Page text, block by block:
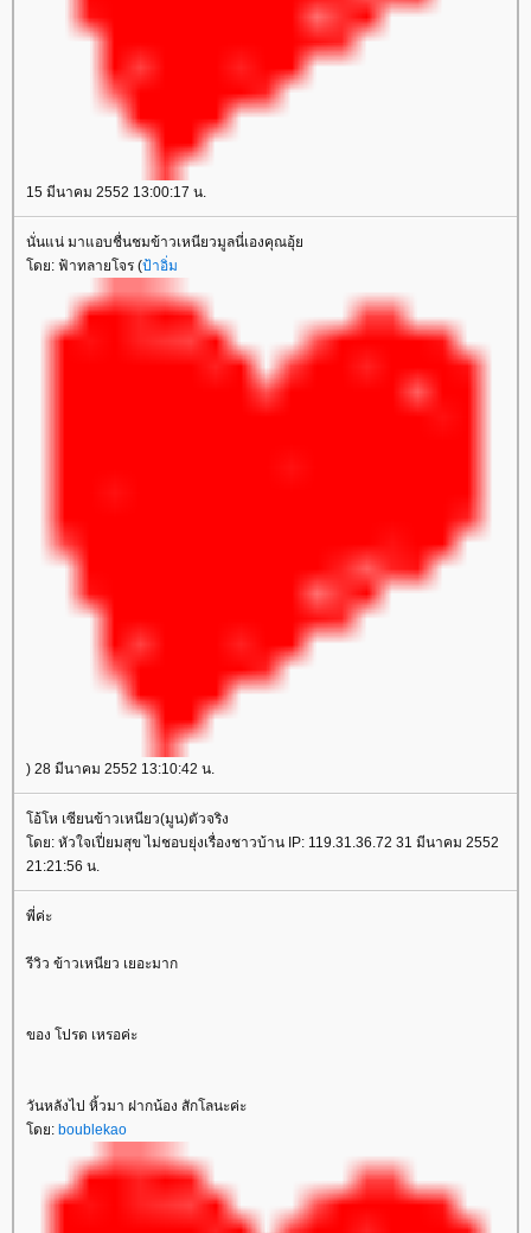
15 มีนาคม 2552 13:00:17 น.
นั่นแน่ มาแอบชื่นชมข้าวเหนียวมูลนี่เองคุณอุ้
ดย: ฟ้าทลายโจร (ป้าอิ่ม
) 28 มีนาคม 2552 13:10:42 น.
อ้โห เซียนข้าวเหนียว(มูน)ตัวจริง
ดย: หัวใจเปี่ยมสุข ไม่ชอบยุ่งเรื่องชาวบ้าน IP: 119.31.36.72 31 มีนาคม 2552
21:21:56 น.
พี่ค่ะ
รีวิว ข้าวเหนียว เยอะมาก
ของ โปรด เหรอค่ะ
วันหลังไป หิ้วมา ฝากน้อง สักโลนะค่ะ
ดย: boublekao